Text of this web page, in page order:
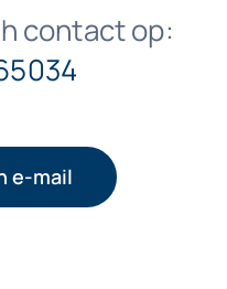
contact op:
e-mail